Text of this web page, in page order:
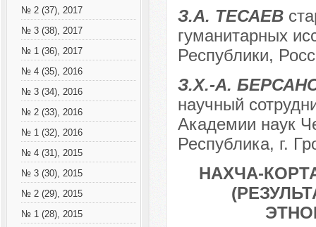
№ 2 (37), 2017
№ 3 (38), 2017
№ 1 (36), 2017
№ 4 (35), 2016
№ 3 (34), 2016
№ 2 (33), 2016
№ 1 (32), 2016
№ 4 (31), 2015
№ 3 (30), 2015
№ 2 (29), 2015
№ 1 (28), 2015
З.А. ТЕСАЕВ
гуманитарных
Республики,
З.Х.-А.
научный
Академии наук
Республика, г.
НАХЧА-